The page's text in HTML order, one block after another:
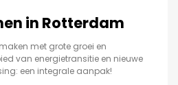
in Rotterdam
met grote groei en
van energietransitie en nieuwe
een integrale aanpak!